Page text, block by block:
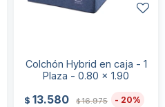
Colchón Hybrid en caja - 1
Plaza - 0.80 x 1.90
$ 13.580 $16.975 20